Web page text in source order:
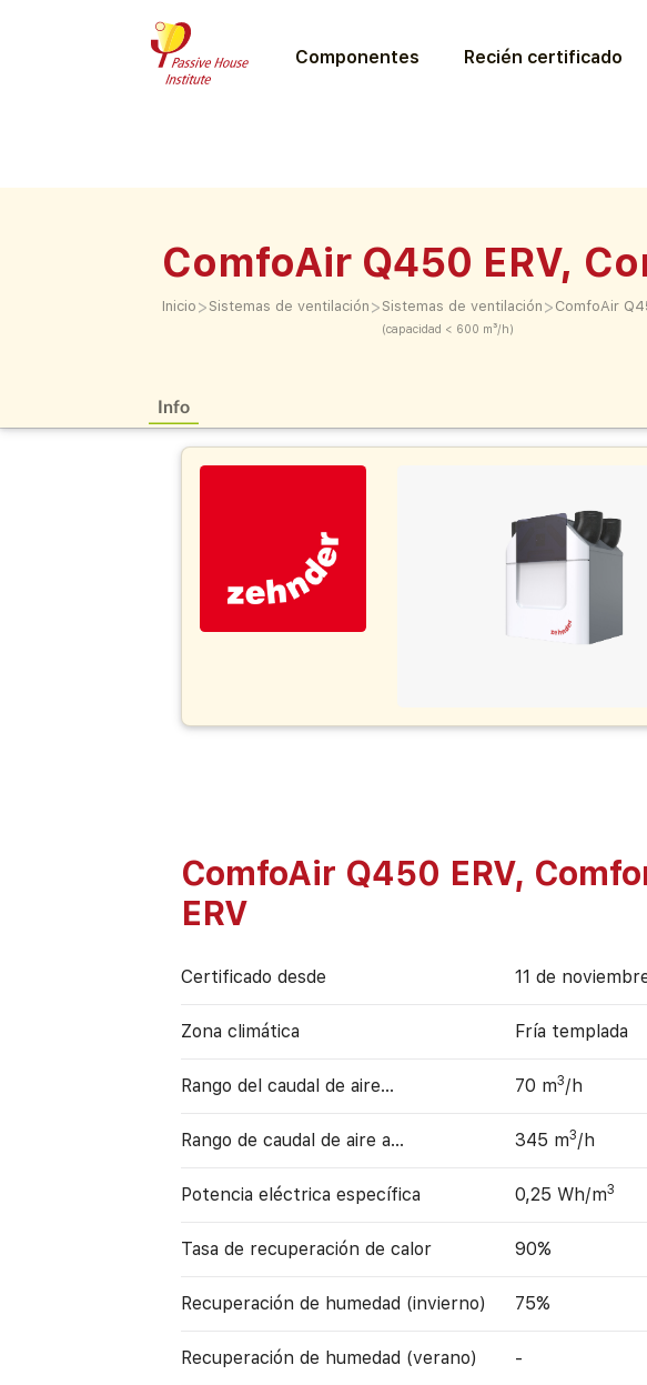
Componentes Recién certificado
ComfoAir Q450 ERV,
Inicio > Sistemas de ventilación > Sistemas de ventilación
(capacidad < 600 m³/h)
> ComfoAir
Info
ComfoAir Q450 ERV,
ERV
Certificado desde 11 de
Zona climática Fría templada
Rango del caudal de aire... 70 m3/h
Rango de caudal de aire a… 345 m3/h
Potencia eléctrica específica 0,25 Wh/m3
Tasa de recuperación de calor 90%
Recuperación de humedad (invierno) 75%
Recuperación de humedad (verano) -